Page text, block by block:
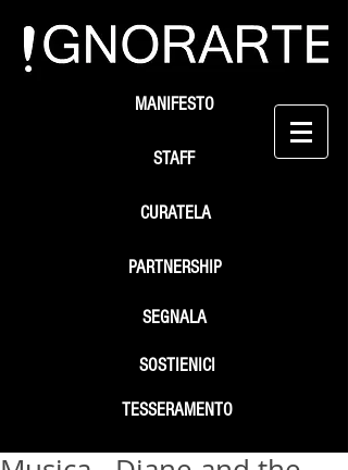
STAFF
SEGNALA
SOSTIENICI
MANIFESTO
PARTNERSHIP
TESSERAMENTO
CURATELA